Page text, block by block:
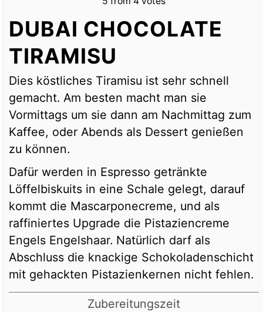
DUBAI CHOCOLATE
TIRAMISU
Dies köstliches Tiramisu ist sehr schnell
gemacht. Am besten macht man sie
Vormittags um sie dann am Nachmittag zum
Kaffee, oder Abends als Dessert genießen
zu können.
Dafür werden in Espresso getränkte
Löffelbiskuits in eine Schale gelegt, darauf
kommt die Mascarponecreme, und als
raffiniertes Upgrade die Pistaziencreme
Engels Engelshaar. Natürlich darf als
Abschluss die knackige Schokoladenschicht
mit gehackten Pistazienkernen nicht fehlen.
Zubereitungszeit